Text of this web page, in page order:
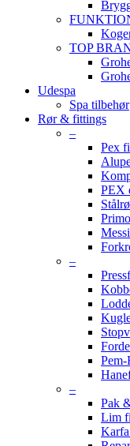
TOP
Udespa
Spa tilbehør
Rør & fittings
–
Pex
PEX
–
–
Pak
Lim